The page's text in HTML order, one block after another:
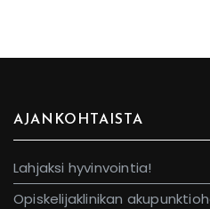
AJANKOHTAISTA
Lahjaksi hyvinvointia!
Opiskelijaklinikan